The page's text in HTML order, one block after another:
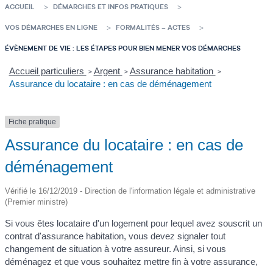
ACCUEIL DÉMARCHES ET INFOS PRATIQUES
VOS DÉMARCHES EN LIGNE FORMALITÉS – ACTES
ÉVÈNEMENT DE VIE : LES ÉTAPES POUR BIEN MENER VOS DÉMARCHES
Accueil particuliers > Argent > Assurance habitation >
Assurance du locataire : en cas de déménagement
Fiche pratique
Assurance du locataire : en cas de
déménagement
Vérifié le 16/12/2019 - Direction de l'information légale et administrative
(Premier ministre)
Si vous êtes locataire d'un logement pour lequel avez souscrit un
contrat d'assurance habitation, vous devez signaler tout
changement de situation à votre assureur. Ainsi, si vous
déménagez et que vous souhaitez mettre fin à votre assurance,